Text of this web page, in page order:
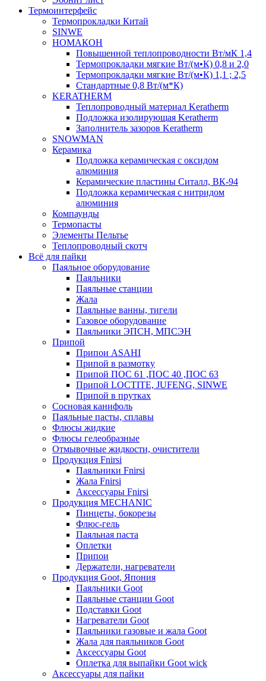
Термоинтерфейс
Термопрокладки Китай
SINWE
НОМАКОН
Повышенной теплопроводности Вт/мК 1,4
Термопрокладки мягкие Вт/(м•К) 0,8 и 2,0
Термопрокладки мягкие Вт/(м•К) 1,1 ; 2,5
Стандартные 0,8 Вт/(м*К)
KERATHERM
Теплопроводный материал Keratherm
Подложка изолирующая Keratherm
Заполнитель зазоров Keratherm
SNOWMAN
Керамика
Подложка керамическая с оксидом
алюминия
Керамические пластины Ситалл, ВК-94
Подложка керамическая с нитридом
алюминия
Компаунды
Термопасты
Элементы Пельтье
Теплопроводный скотч
Всё для пайки
Паяльное оборудование
Паяльники
Паяльные станции
Жала
Паяльные ванны, тигели
Газовое оборудование
Паяльники ЭПСН, МПСЭН
Припой
Припои ASAHI
Припой в размотку
Припой ПОС 61 ,ПОС 40 ,ПОС 63
Припой LOCTITE, JUFENG, SINWE
Припой в прутках
Сосновая канифоль
Паяльные пасты, сплавы
Флюсы жидкие
Флюсы гелеобразные
Отмывочные жидкости, очистители
Продукция Fnirsi
Паяльники Fnirsi
Жала Fnirsi
Аксессуары Fnirsi
Продукция MECHANIC
Пинцеты, бокорезы
Флюс-гель
Паяльная паста
Оплетки
Припои
Держатели, нагреватели
Продукция Goot, Япония
Паяльники Goot
Паяльные станции Goot
Подставки Goot
Нагреватели Goot
Паяльники газовые и жала Goot
Жала для паяльников Goot
Аксессуары Goot
Оплетка для выпайки Goot wick
Аксессуары для пайки